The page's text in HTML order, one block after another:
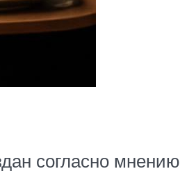
согласно мнению